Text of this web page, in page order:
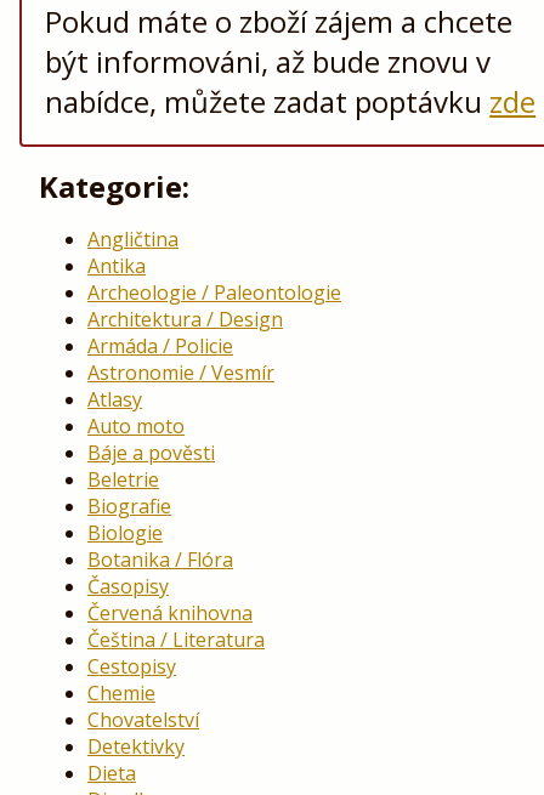
Pokud máte o zboží zájem a chcete
být informováni, až bude znovu v
nabídce, můžete zadat poptávku zde
Kategorie:
Angličtina
Antika
Archeologie / Paleontologie
Architektura / Design
Armáda / Policie
Astronomie / Vesmír
Atlasy
Auto moto
Báje a pověsti
Beletrie
Biografie
Biologie
Botanika / Flóra
Časopisy
Červená knihovna
Čeština / Literatura
Cestopisy
Chemie
Chovatelství
Detektivky
Dieta